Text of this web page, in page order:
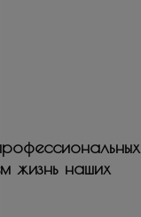
жизнь наших